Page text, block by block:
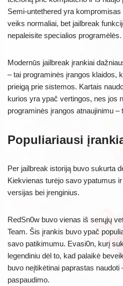
Semi-untethered yra
veiks normaliai, bet jailbreak
nepaleisite specialios programėlės.
Modernūs jailbreak įrankiai
– tai programinės įrangos klaidos,
prieigą prie sistemos. Kartais
kurios yra ypač vertingos, nes jos
programinės įrangos atnaujinimu –
Populiariausi
Per jailbreak istoriją buvo sukurta
Kiekvienas turėjo savo ypatumus
versijas bei įrenginius.
RedSn0w buvo vienas iš senųjų
Team. Šis įrankis buvo ypač
savo patikimumu. Evasi0n, kurį
legendiniu dėl to, kad palaikė
buvo neįtikėtinai paprastas
paspaudimo.